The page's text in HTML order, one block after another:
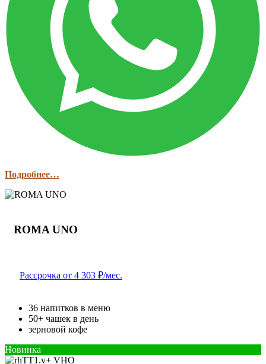
Подробнее…
ROMA UNO
Рассрочка от 4 303 ₽/мес.
36 напитков в меню
50+ чашек в день
зерновой кофе
Новинка